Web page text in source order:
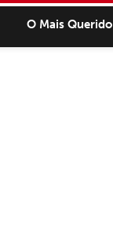
O Mais Querido